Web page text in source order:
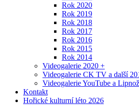
Rok 2020
Rok 2019
Rok 2018
Rok 2017
Rok 2016
Rok 2015
Rok 2014
Videogalerie 2020 +
Videogalerie CK TV a další
Videogalerie YouTube a
Kontakt
Hořické kulturní léto 2026